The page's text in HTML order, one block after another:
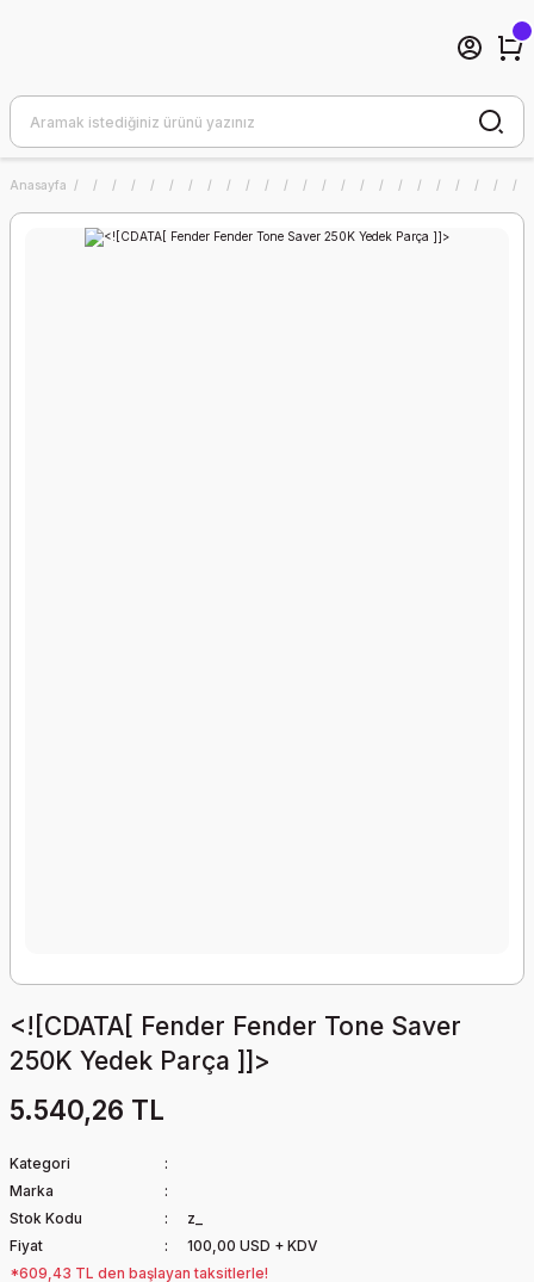
Anasayfa
<![CDATA[ Fender Fender Tone Saver
250K Yedek Parça ]]>
5.540,26 TL
Kategori
Marka
Stok Kodu
z_
Fiyat
100,00 USD + KDV
*609,43 TL den başlayan taksitlerle!